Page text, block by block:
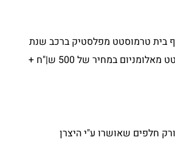
בית טרמוסטט מפלסטיק ברכב שנת
2006 לבית טרמוסטט מאלומניום במחיר של 500 ש|"ח +
חלפים שאושרו ע"י היצרן